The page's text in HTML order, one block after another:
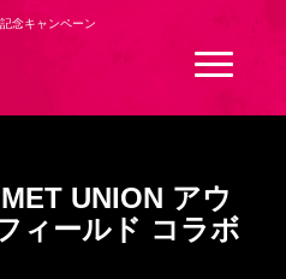
念キャンペーン
UNION アウ
ィールド コラボ